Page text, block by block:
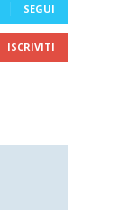
SEGUI
ISCRIVITI